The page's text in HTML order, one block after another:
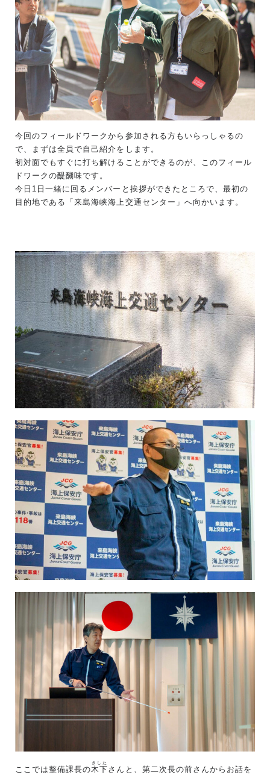
今回のフィールドワークから参加される方もいらっしゃるの
で、まずは全員で自己紹介をします。
初対面でもすぐに打ち解けることができるのが、このフィール
ドワークの醍醐味です。
今日1日一緒に回るメンバーと挨拶ができたところで、最初の
目的地である「来島海峡海上交通センター」へ向かいます。
ここでは整備課長の木下
きした
さんと、第二次長の前さんからお話を